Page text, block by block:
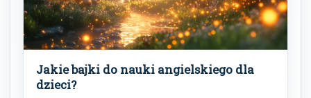
Jakie bajki do nauki angielskiego dla
dzieci?